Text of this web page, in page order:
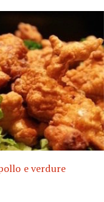
e verdure